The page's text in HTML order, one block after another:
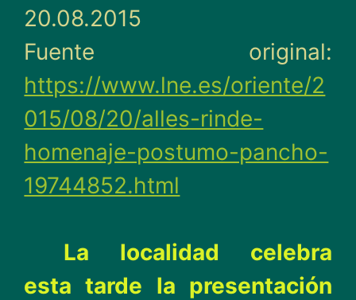
20.08.2015
Fuente original:
https://www.lne.es/oriente/2
015/08/20/alles-rinde-
homenaje-postumo-pancho-
19744852.html
La localidad celebra
esta tarde la presentación